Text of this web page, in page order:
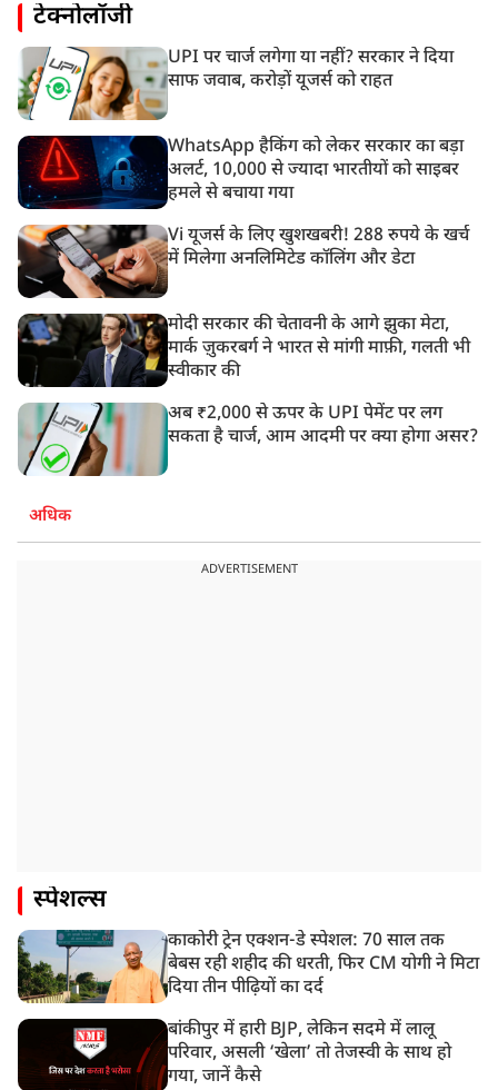
टेक्नोलॉजी
UPI पर चार्ज लगेगा या नहीं? सरकार ने दिया
साफ जवाब, करोड़ों यूजर्स को राहत
WhatsApp हैकिंग को लेकर सरकार का बड़ा
अलर्ट, 10,000 से ज्यादा भारतीयों को साइबर
हमले से बचाया गया
Vi यूजर्स के लिए खुशखबरी! 288 रुपये के खर्च
में मिलेगा अनलिमिटेड कॉलिंग और डेटा
मोदी सरकार की चेतावनी के आगे झुका मेटा,
मार्क ज़ुकरबर्ग ने भारत से मांगी माफ़ी, गलती भी
स्वीकार की
अब ₹2,000 से ऊपर के UPI पेमेंट पर लग
सकता है चार्ज, आम आदमी पर क्या होगा असर?
अधिक
ADVERTISEMENT
स्पेशल्स
काकोरी ट्रेन एक्शन-डे स्पेशल: 70 साल तक
बेबस रही शहीद की धरती, फिर CM योगी ने मिटा
दिया तीन पीढ़ियों का दर्द
बांकीपुर में हारी BJP, लेकिन सदमे में लालू
परिवार, असली ‘खेला’ तो तेजस्वी के साथ हो
गया, जानें कैसे